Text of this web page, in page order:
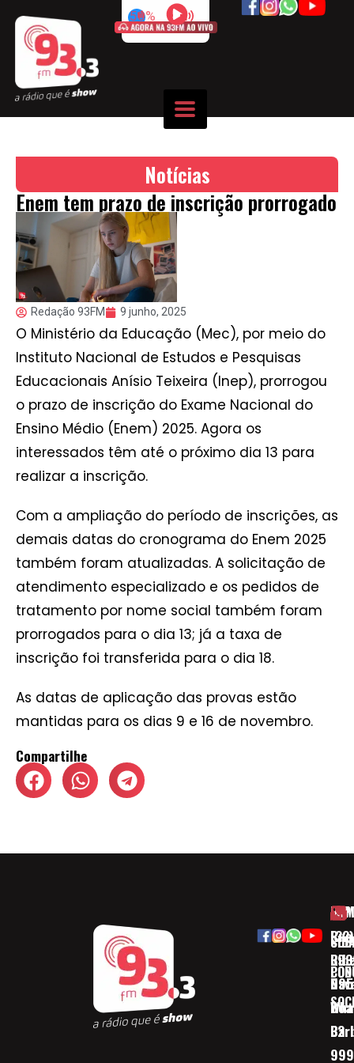
50%
Notícias
Enem tem prazo de inscrição prorrogado
Redação 93FM 9 junho, 2025
O Ministério da Educação (Mec), por meio do
Instituto Nacional de Estudos e Pesquisas
Educacionais Anísio Teixeira (Inep), prorrogou
o prazo de inscrição do Exame Nacional do
Ensino Médio (Enem) 2025. Agora os
interessados têm até o próximo dia 13 para
realizar a inscrição.
Com a ampliação do período de inscrições, as
demais datas do cronograma do Enem 2025
também foram atualizadas. A solicitação de
atendimento especializado e os pedidos de
tratamento por nome social também foram
prorrogados para o dia 13; já a taxa de
inscrição foi transferida para o dia 18.
As datas de aplicação das provas estão
mantidas para os dias 9 e 16 de novembro.
Compartilhe
(32)
32